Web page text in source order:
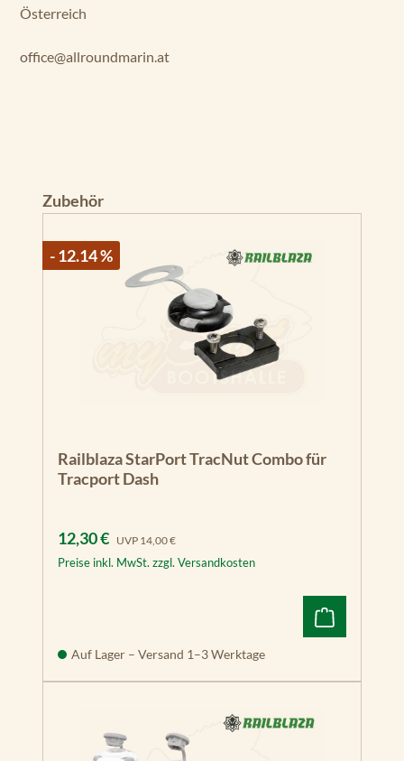
Österreich
office@allroundmarin.at
Produktgalerie überspringen
Zubehör
- 12.14 %
Railblaza StarPort TracNut Combo für
Tracport Dash
Verkaufspreis:
12,30 € UVP Regulärer Preis:
14,00 €
Preise inkl. MwSt. zzgl. Versandkosten
Auf Lager – Versand 1–3 Werktage